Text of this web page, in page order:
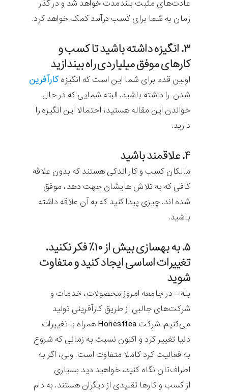
عادت‌های مثبت بلندمدت خواهد شد و در گذر
زمان به شما برای کسب درآمد کمک خواهد کرد.
۳. انگیزه داشته باشید تا کسب و
کارهای موفق میلیاردی راه بیندازید
اولین قدم برای شما این است که انگیزهکارآفرین
شدن را داشته باشید. البته شمایی که در حال
خواندن این مقاله هستید، احتمالا این انگیزه را
دارید.
۴. علاقمند باشید
مالکان کسب و کار اندکی هستند که بدون علاقه
کافی که به تلاش هایشان جهت دهد، موفق
شده اند. چیزی پیدا کنید که به آن علاقه داشته
باشید.
۵. به بهسازی بیش از ۱۰٪ فکر نکنید.
تغییرات اساسی ایجاد کنید و متفاوت
شوید
بله – در جامعه امروز محصولات، خدمات و
شرکت‌های جالبی از طریق کارآفرینی تولید
می‌کنیم. شرکت Honesttea همراه با تغییرات
دنیا تغییر کرد و اکنون نسبت به زمانی که شروع
به فعالیت کرد کاملا متفاوت است. ولی، اگر به
اطراف‌تان نگاه کنید، خواهید دید بسیاری
از کسب و کارها تقلیدی از دیگران هستند. به دام